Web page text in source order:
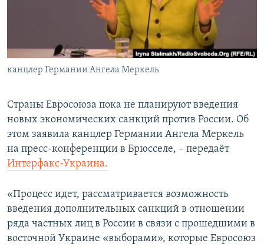
ПОБЕДИТЕЛЕЙ НЕ СУДЯТ?
УКРАИНСКАЯ ПРОБЛЕМА КРЫМА
канцлер Германии Ангела Меркель
Страны Евросоюза пока не планируют введения
новых экономических санкций против России. Об
этом заявила канцлер Германии Ангела Меркель
на пресс-конференции в Брюсселе, – передаёт
Интерфакс-Украина.
«Процесс идет, рассматривается возможность
введения дополнительных санкций в отношении
ряда частных лиц в России в связи с прошедшими в
восточной Украине «выборами», которые Евросоюз